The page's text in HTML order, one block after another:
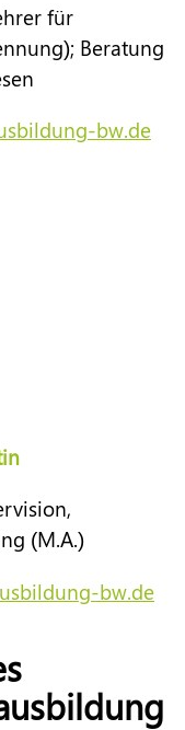
für
Beratung
sb ld ng-bwd
(M.A.)
sb ld ng-bwd